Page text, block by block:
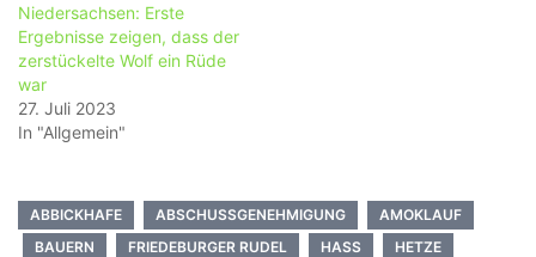
Niedersachsen: Erste
Ergebnisse zeigen, dass der
zerstückelte Wolf ein Rüde
war
27. Juli 2023
In "Allgemein"
ABBICKHAFE ABSCHUSSGENEHMIGUNG
AMOKLAUF
BAUERN
FRIEDEBURGER RUDEL HASS
HETZE